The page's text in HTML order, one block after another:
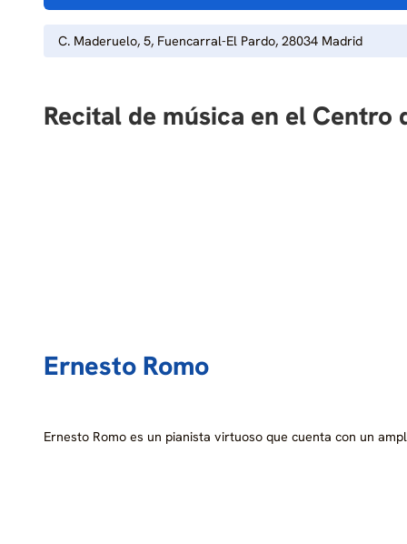
C. Maderuelo, 5, Fuencarral-El Pardo, 28034 Madrid
Recital de música en el Centro
Ernesto Romo
Ernesto Romo es un pianista virtuoso que cuenta con un